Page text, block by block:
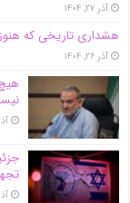
آذر ۲۷, ۱۴۰۴
هشداری تاریخی که
آذر ۲۶, ۱۴۰۴
آذر
آذر